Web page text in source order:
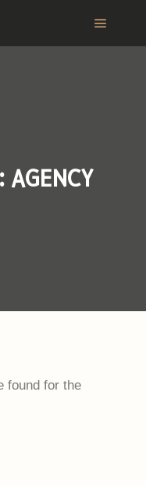
Main
AGENCY
found for the